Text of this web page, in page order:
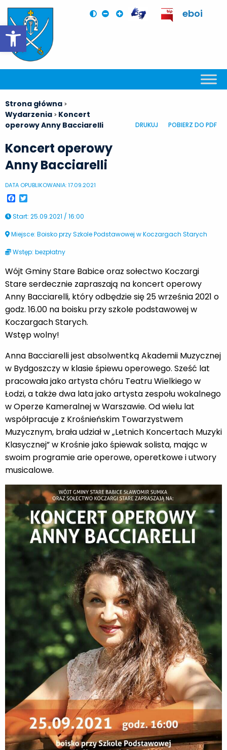
Otwórz pasek narzędzi
eboi
Strona główna >
Wydarzenia > Koncert
operowy Anny Bacciarelli
DRUKUJ POBIERZ DO PDF
Koncert operowy
Anny Bacciarelli
DATA OPUBLIKOWANIA: 17.09.2021
Facebook
Start: 25.09.2021 / 16:00
Miejsce: Boisko przy Szkole Podstawowej w Koczargach Starych
Wstęp: bezpłatny
Wójt Gminy Stare Babice oraz sołectwo Koczargi
Stare serdecznie zapraszają na koncert operowy
Anny Bacciarelli, który odbędzie się 25 września 2021 o
godz. 16.00 na boisku przy szkole podstawowej w
Koczargach Starych.
Wstęp wolny!
Anna Bacciarelli jest absolwentką Akademii Muzycznej
w Bydgoszczy w klasie śpiewu operowego. Sześć lat
pracowała jako artysta chóru Teatru Wielkiego w
Łodzi, a także dwa lata jako artysta zespołu wokalnego
w Operze Kameralnej w Warszawie. Od wielu lat
współpracuje z Krośnieńskim Towarzystwem
Muzycznym, brała udział w „Letnich Koncertach Muzyki
Klasycznej” w Krośnie jako śpiewak solista, mając w
swoim programie arie operowe, operetkowe i utwory
musicalowe.